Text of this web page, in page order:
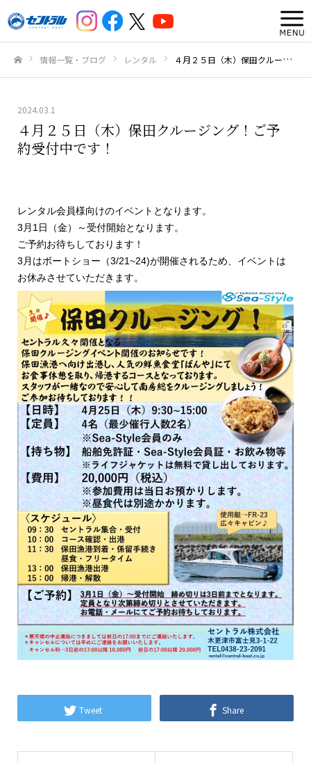
情報一覧・ブログ レンタル ４月２５日（木）保田クルージング！ご予約受付中です！
2024.03.1
４月２５日（木）保田クルージング！ご予
約受付中です！
レンタル会員様向けのイベントとなります。
3月1日（金）～受付開始となります。
ご予約お待ちしております！
3月はボートショー（3/21~24)が開催されるため、イベントは
お休みさせていただきます。
Tweet Share